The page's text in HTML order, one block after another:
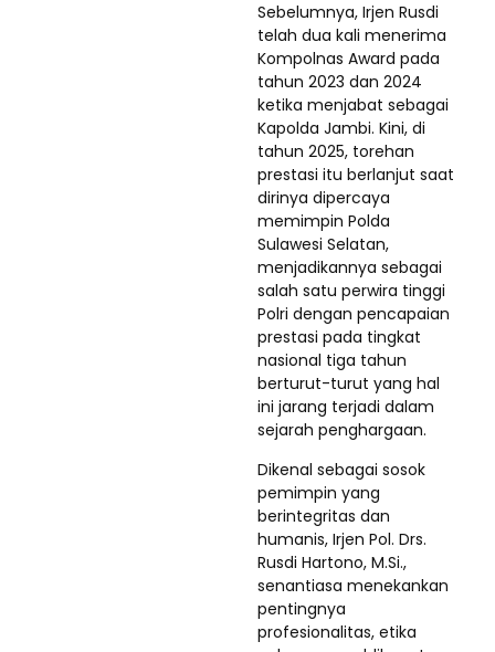
Sebelumnya, Irjen Rusdi
telah dua kali menerima
Kompolnas Award pada
tahun 2023 dan 2024
ketika menjabat sebagai
Kapolda Jambi. Kini, di
tahun 2025, torehan
prestasi itu berlanjut saat
dirinya dipercaya
memimpin Polda
Sulawesi Selatan,
menjadikannya sebagai
salah satu perwira tinggi
Polri dengan pencapaian
prestasi pada tingkat
nasional tiga tahun
berturut-turut yang hal
ini jarang terjadi dalam
sejarah penghargaan.
Dikenal sebagai sosok
pemimpin yang
berintegritas dan
humanis, Irjen Pol. Drs.
Rusdi Hartono, M.Si.,
senantiasa menekankan
pentingnya
profesionalitas, etika